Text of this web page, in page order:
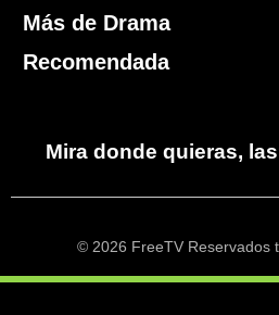
Más de Drama
Recomendada
Mira donde quieras,
© 2026 FreeTV Reservados